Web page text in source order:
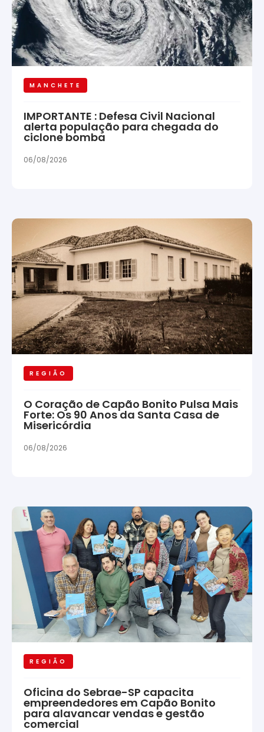
MANCHETE
IMPORTANTE : Defesa Civil Nacional
alerta população para chegada do
ciclone bomba
06/08/2026
REGIÃO
O Coração de Capão Bonito Pulsa Mais
Forte: Os 90 Anos da Santa Casa de
Misericórdia
06/08/2026
REGIÃO
Oficina do Sebrae-SP capacita
empreendedores em Capão Bonito
para alavancar vendas e gestão
comercial